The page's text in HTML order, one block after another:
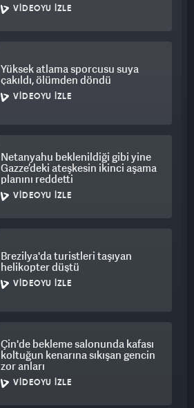
VIDEOYU İZLE
Yüksek atlama sporcusu suya
çakıldı, ölümden döndü
VIDEOYU İZLE
Netanyahu beklenildiği gibi yine
Gazze’deki ateşkesin ikinci aşama
planını reddetti
VIDEOYU İZLE
Brezilya'da turistleri taşıyan
helikopter düştü
VIDEOYU İZLE
Çin'de bekleme salonunda kafası
koltuğun kenarına sıkışan gencin
zor anları
VIDEOYU İZLE